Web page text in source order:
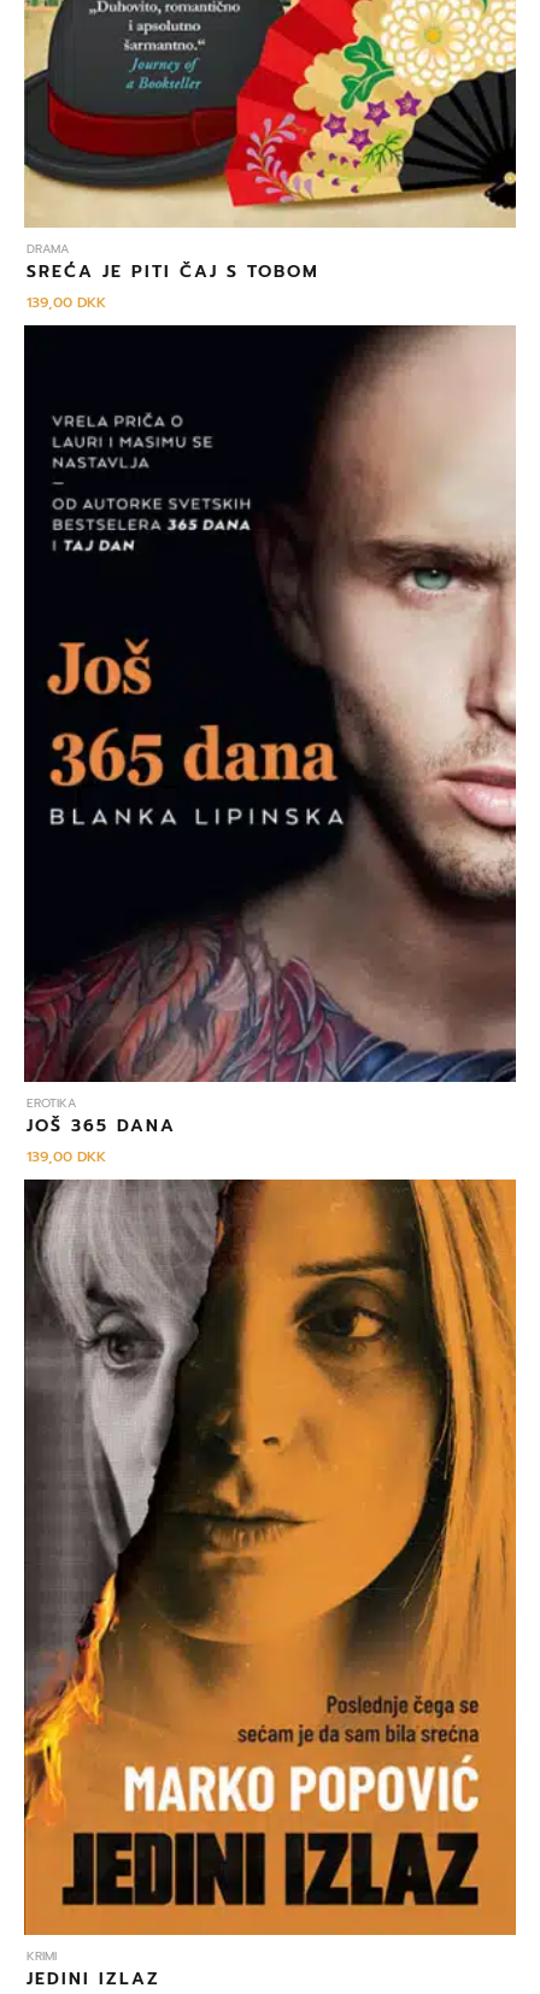
DRAMA
SREĆA JE PITI ČAJ S TOBOM
139,00DKK
EROTIKA
JOŠ 365 DANA
139,00DKK
KRIMI
JEDINI IZLAZ